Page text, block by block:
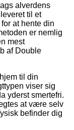
alverdens
til et
at hente din
er nemlig
mest
af Double
til din
viser sig
yderst smertefri.
at være selv
befinder dig